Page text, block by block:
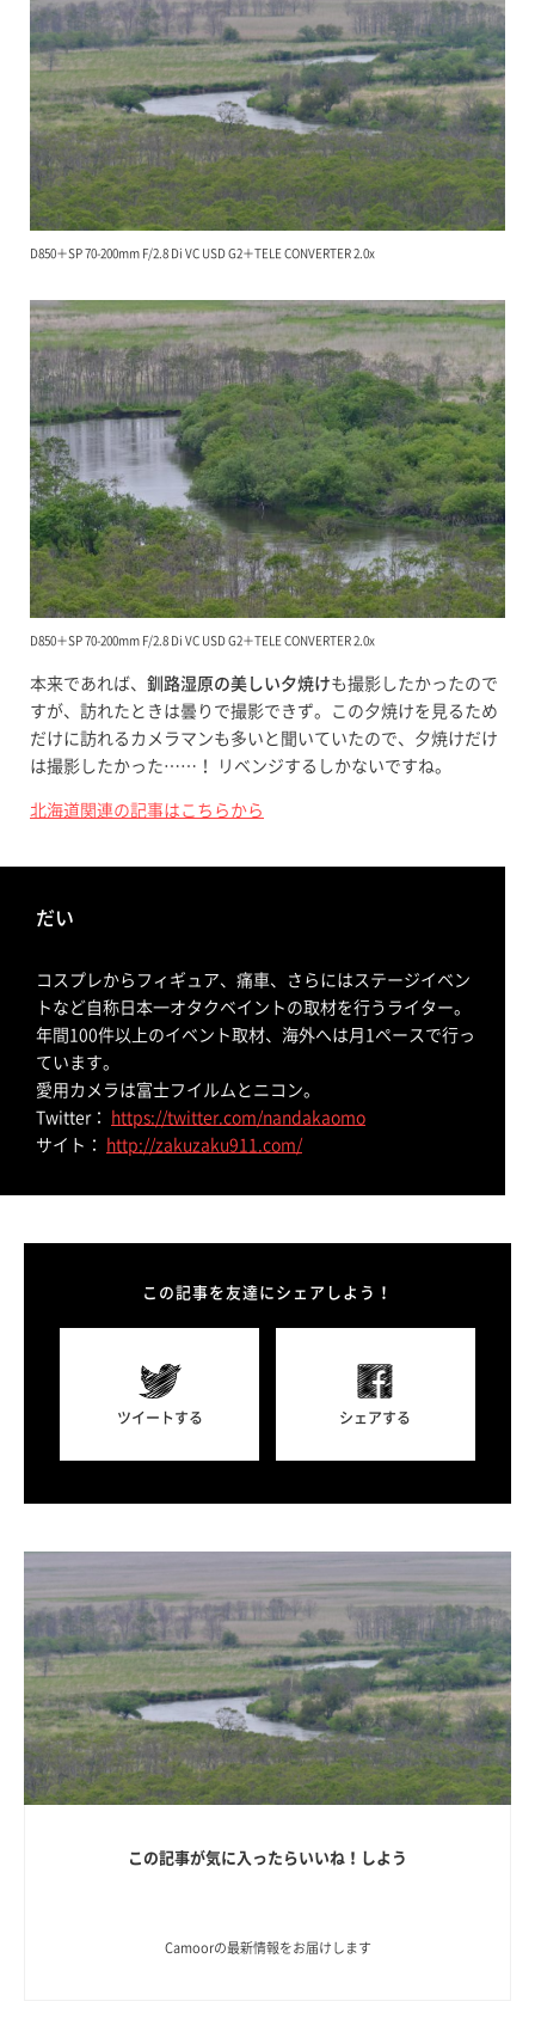
D850＋SP 70-200mm F/2.8 Di VC USD G2＋TELE CONVERTER 2.0x
D850＋SP 70-200mm F/2.8 Di VC USD G2＋TELE CONVERTER 2.0x
本来であれば、 釧路湿原の美しい夕焼けも撮影したかったので
すが、訪れたときは曇りで撮影できず。この夕焼けを見るため
だけに訪れるカメラマンも多いと聞いていたので、夕焼けだけ
は撮影したかった……！ リベンジするしかないですね。
北海道関連の記事はこちらから
だい
コスプレからフィギュア、痛車、さらにはステージイベン
トなど自称日本一オタクベイントの取材を行うライター。
年間100件以上のイベント取材、海外へは月1ペースで行っ
ています。
愛用カメラは富士フイルムとニコン。
Twitter：
https://twitter.com/nandakaomo
サイト：
http://zakuzaku911.com/
この記事を友達にシェアしよう！
ツイートする シェアする
この記事が気に入ったらいいね！しよう
Camoorの最新情報をお届けします